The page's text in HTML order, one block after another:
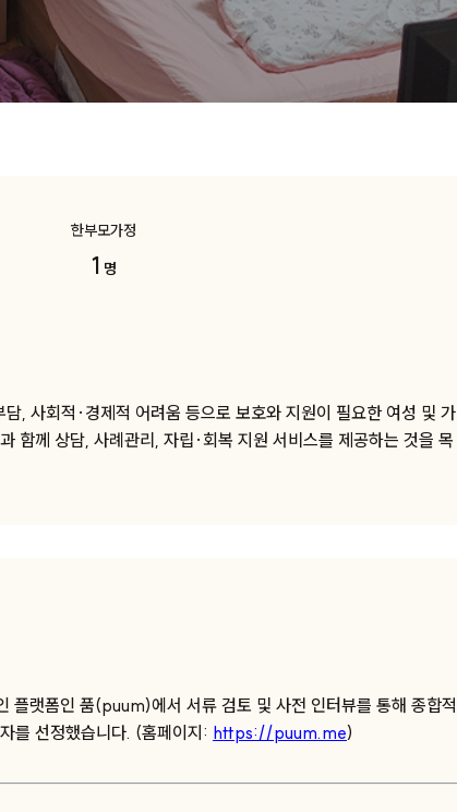
한부모가정
1 명
, 사회적·경제적 어려움 등으로 보호와 지원이 필요한 여성 및 가
함께 상담, 사례관리, 자립·회복 지원 서비스를 제공하는 것을 목
플랫폼인 품(puum)에서 서류 검토 및 사전 인터뷰를 통해 종합적
를 선정했습니다. (홈페이지: https://puum.me)